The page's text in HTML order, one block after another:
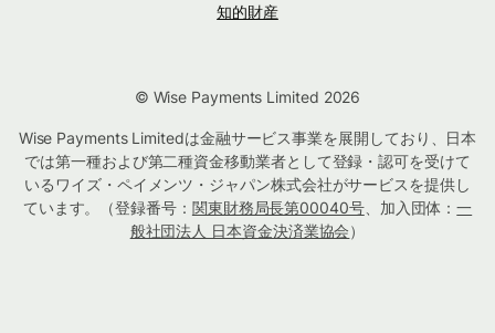
知的財産
© Wise Payments Limited 2026
Wise Payments Limitedは金融サービス事業を展開しており、日本
では第一種および第二種資金移動業者として登録・認可を受けて
いるワイズ・ペイメンツ・ジャパン株式会社がサービスを提供し
ています。（登録番号： 関東財務局長第00040号、加入団体：一
般社団法人 日本資金決済業協会）